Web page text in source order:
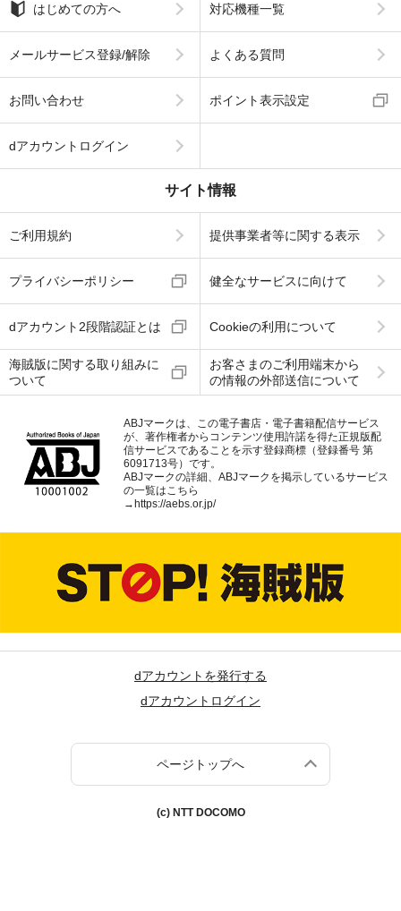
はじめての方へ 対応機種一覧
メールサービス登録/解除 よくある質問
お問い合わせ ポイント表示設定
dアカウントログイン
サイト情報
ご利用規約 提供事業者等に関する表示
プライバシーポリシー 健全なサービスに向けて
dアカウント2段階認証とは Cookieの利用について
海賊版に関する取り組みに
ついて
お客さまのご利用端末から
の情報の外部送信について
ABJマークは、この電子書店・電子書籍配信サービス
が、著作権者からコンテンツ使用許諾を得た正規版配
信サービスであることを示す登録商標（登録番号 第
6091713号）です。
ABJマークの詳細、ABJマークを掲示しているサービス
の一覧はこちら
→https://aebs.or.jp/
dアカウントを発行する
dアカウントログイン
ページトップへ
(c) NTT DOCOMO